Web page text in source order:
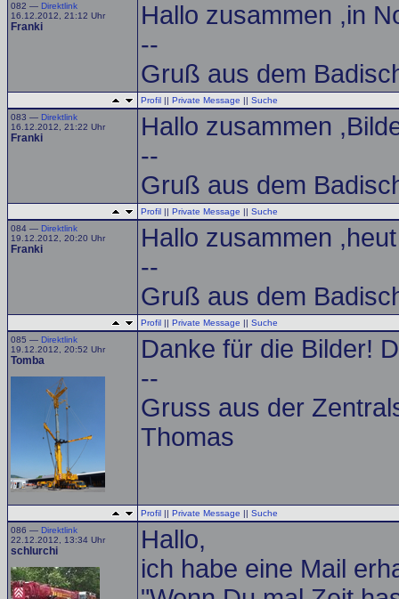
082 — Direktlink
16.12.2012, 21:12 Uhr
Franki
Hallo zusammen ,in
--
Gruß aus dem
Profil || Private Message || Suche
083 — Direktlink
16.12.2012, 21:22 Uhr
Franki
Hallo zusammen
--
Gruß aus dem
Profil || Private Message || Suche
084 — Direktlink
19.12.2012, 20:20 Uhr
Franki
Hallo zusammen
--
Gruß aus dem
Profil || Private Message || Suche
085 — Direktlink
19.12.2012, 20:52 Uhr
Tomba
Danke für die Bilder!
--
Gruss aus der
Thomas
Profil || Private Message || Suche
086 — Direktlink
22.12.2012, 13:34 Uhr
schlurchi
Hallo,
ich habe eine Mail